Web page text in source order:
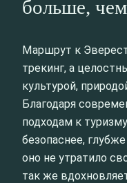
больше,
Маршрут к
трекинг, а
культурой,
Благодаря
подходам к
безопаснее,
оно не утратило
так же